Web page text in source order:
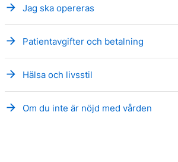
arrow_forward Jag ska opereras
arrow_forward Patientavgifter och betalning
arrow_forward Hälsa och livsstil
arrow_forward Om du inte är nöjd med vården